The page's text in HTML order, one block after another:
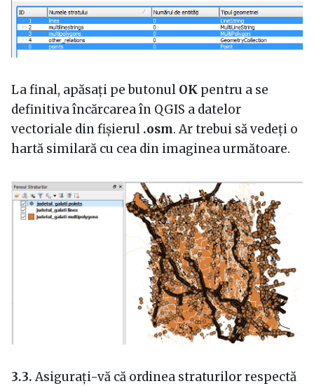
La final, apăsați pe butonul OK pentru a se
definitiva încărcarea în QGIS a datelor
vectoriale din fișierul .osm. Ar trebui să vedeți o
hartă similară cu cea din imaginea următoare.
3.3.Asigurați-vă că ordinea straturilor respectă